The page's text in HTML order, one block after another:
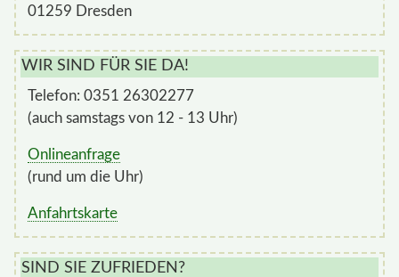
01259 Dresden
WIR SIND FÜR SIE DA!
Telefon: 0351 26302277
(auch samstags von 12 - 13 Uhr)
Onlineanfrage
(rund um die Uhr)
Anfahrtskarte
SIND SIE ZUFRIEDEN?